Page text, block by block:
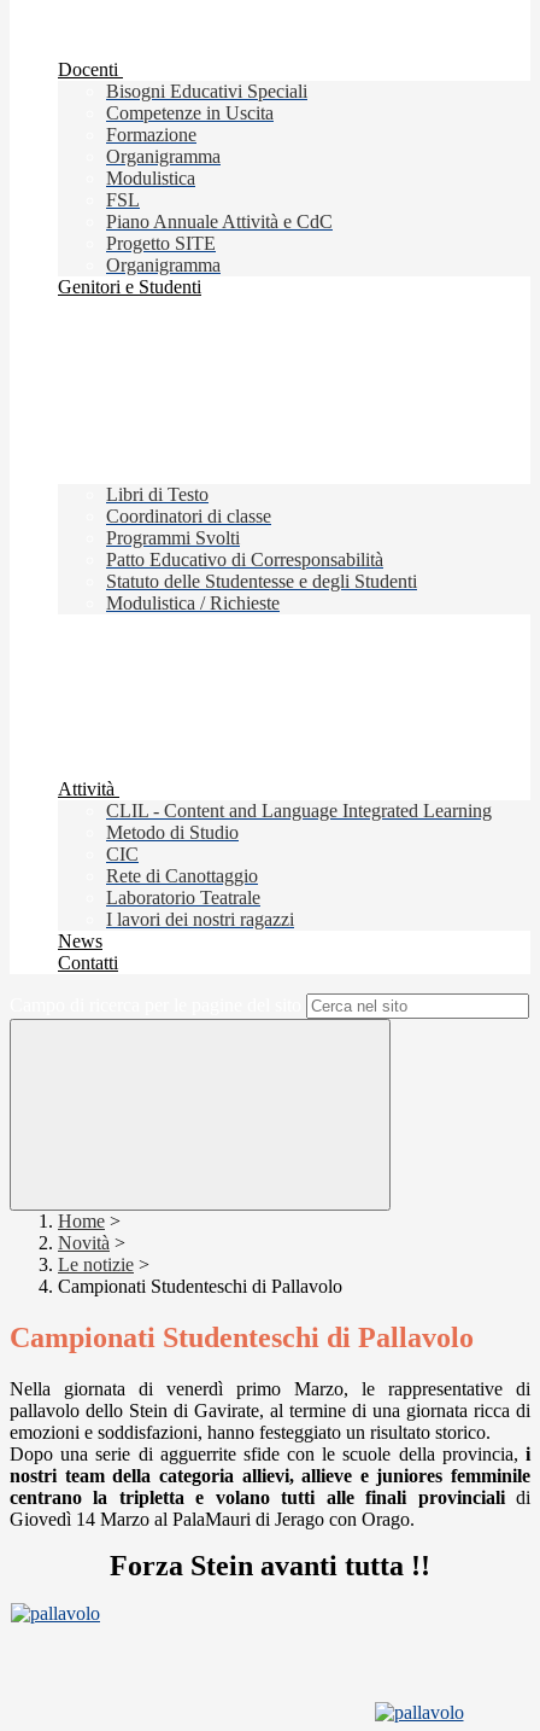
Docenti
Bisogni Educativi Speciali
Competenze in Uscita
Formazione
Organigramma
Modulistica
FSL
Piano Annuale Attività e CdC
Progetto SITE
Organigramma
Genitori e Studenti
Libri di Testo
Coordinatori di classe
Programmi Svolti
Patto Educativo di Corresponsabilità
Statuto delle Studentesse e degli Studenti
Modulistica / Richieste
Attività
CLIL - Content and Language Integrated Learning
Metodo di Studio
CIC
Rete di Canottaggio
Laboratorio Teatrale
I lavori dei nostri ragazzi
News
Contatti
Home >
Novità >
Le notizie >
Campionati Studenteschi di Pallavolo
Campionati Studenteschi di Pallavolo
Nella giornata di venerdì primo Marzo, le rappresentative di
pallavolo dello Stein di Gavirate, al termine di una giornata ricca di
emozioni e soddisfazioni, hanno festeggiato un risultato storico.
Dopo una serie di agguerrite sfide con le scuole della provincia, i
nostri team della categoria allievi, allieve e juniores femminile
centrano la tripletta e volano tutti alle finali provincialidi
Giovedì 14 Marzo al PalaMauri di Jerago con Orago.
Forza Stein avanti tutta !!